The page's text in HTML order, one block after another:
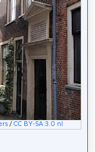
/CC BY-SA 3.0 nl